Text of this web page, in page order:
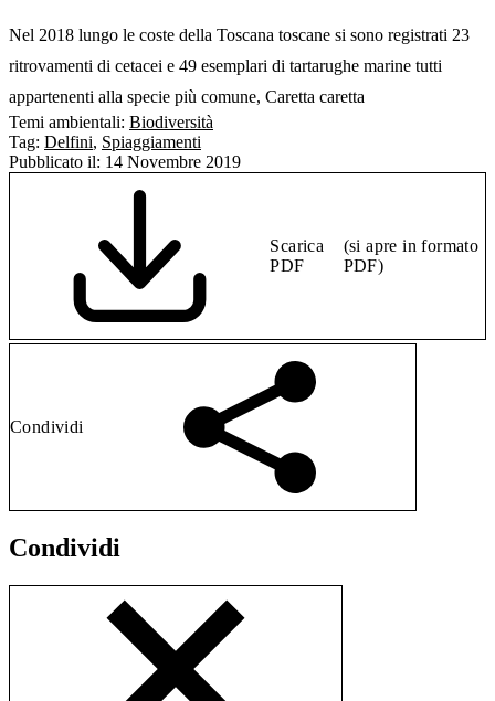
Nel 2018 lungo le coste della Toscana toscane si sono registrati 23
ritrovamenti di cetacei e 49 esemplari di tartarughe marine tutti
appartenenti alla specie più comune, Caretta caretta
Temi ambientali: Biodiversità
Tag: Delfini, Spiaggiamenti
Pubblicato il: 14 Novembre 2019
Scarica
PDF
(si apre in formato
PDF)
Condividi
Condividi